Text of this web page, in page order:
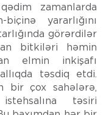
zamanlarda
yararlığını
görərdilər
bitkiləri həmin
elmin inkişafı
təsdiq etdi.
bir çox sahələrə,
təsiri